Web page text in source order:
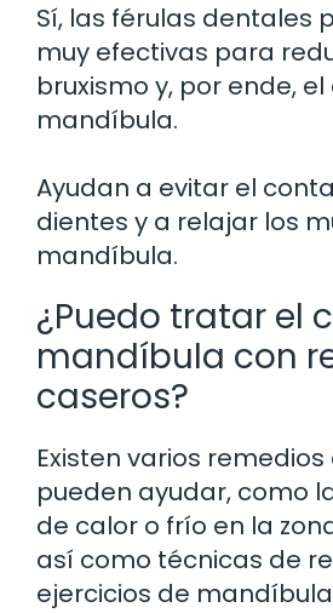
Sí, las férulas dentales
muy efectivas para
bruxismo y, por ende,
mandíbula.
Ayudan a evitar el
dientes y a relajar los
mandíbula.
¿Puedo tratar el
mandíbula con
caseros?
Existen varios
pueden ayudar, como
de calor o frío en la
así como técnicas de
ejercicios de